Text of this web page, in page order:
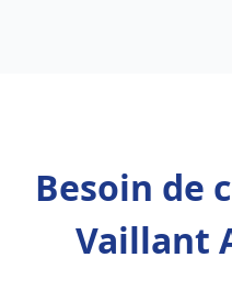
Besoin de
Vaillant